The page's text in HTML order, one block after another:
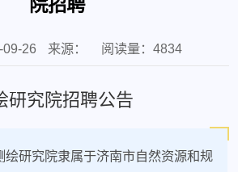
院招聘
09-26 来源： 阅读量：4834
研究院招聘公告
绘研究院隶属于济南市自然资源和规